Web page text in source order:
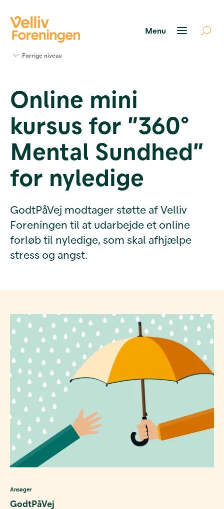
Værktøjer
og viden
Om Velliv
Foreningen
os
Forrige niveau
Online mini
kursus for ”360°
Mental Sundhed”
for nyledige
GodtPåVej modtager støtte af Velliv
Foreningen til at udarbejde et online
forløb til nyledige, som skal afhjælpe
stress og angst.
Ansøger
GodtPåVej